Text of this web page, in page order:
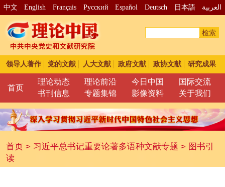
中文 English Français Pусский Español Deutsch 日本語 العربية
检索
领导人著作 党的文献 人大文献 政府文献 政协文献 研究成果
首页
理论动态 理论前沿 今日中国
国际交流
书刊信息
专题集锦 影像资料 关于我们
首页> 习近平总书记重要论著多语种文献专题 > 图书引
读